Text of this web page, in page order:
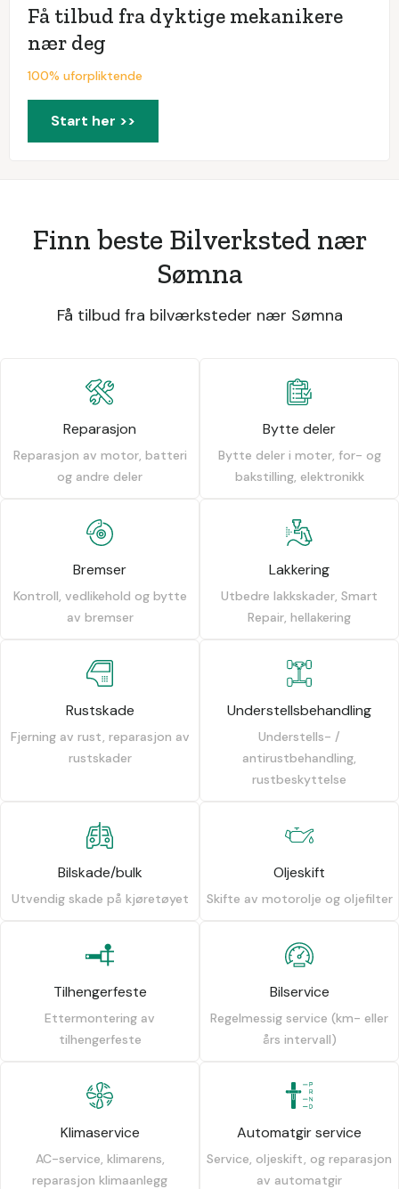
Få tilbud fra dyktige mekanikere
nær deg
100% uforpliktende
Start her >>
Finn beste Bilverksted nær
Sømna
Få tilbud fra bilværksteder nær Sømna
Reparasjon
Reparasjon av motor, batteri
og andre deler
Bytte deler
Bytte deler i moter, for- og
bakstilling, elektronikk
Bremser
Kontroll, vedlikehold og bytte
av bremser
Lakkering
Utbedre lakkskader, Smart
Repair, hellakering
Rustskade
Fjerning av rust, reparasjon av
rustskader
Understellsbehandling
Understells- /
antirustbehandling,
rustbeskyttelse
Bilskade/bulk
Utvendig skade på kjøretøyet
Oljeskift
Skifte av motorolje og oljefilter
Tilhengerfeste
Ettermontering av
tilhengerfeste
Bilservice
Regelmessig service (km- eller
års intervall)
Klimaservice
AC-service, klimarens,
reparasjon klimaanlegg
Automatgir service
Service, oljeskift, og reparasjon
av automatgir